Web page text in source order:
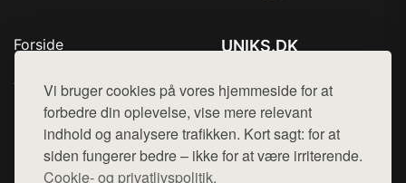
Vi bruger cookies på vores hjemmeside for at
forbedre din oplevelse, vise mere relevant
indhold og analysere trafikken. Kort sagt: for at
siden fungerer bedre – ikke for at være irriterende.
Cookie- og privatlivspolitik.
Forside
Top Rabatter
Kontakt
UNIKS.DK
Mail: hej@want.dk
Cookie- og privatlivspolitik